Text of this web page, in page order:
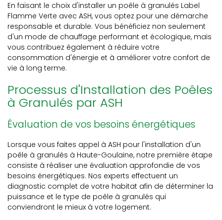
En faisant le choix d'installer un poêle à granulés Label
Flamme Verte avec ASH, vous optez pour une démarche
responsable et durable. Vous bénéficiez non seulement
d'un mode de chauffage performant et écologique, mais
vous contribuez également à réduire votre
consommation d'énergie et à améliorer votre confort de
vie à long terme.
Processus d'Installation des Poêles
à Granulés par ASH
Évaluation de vos besoins énergétiques
Lorsque vous faites appel à ASH pour l'installation d'un
poêle à granulés à Haute-Goulaine, notre première étape
consiste à réaliser une évaluation approfondie de vos
besoins énergétiques. Nos experts effectuent un
diagnostic complet de votre habitat afin de déterminer la
puissance et le type de poêle à granulés qui
conviendront le mieux à votre logement.